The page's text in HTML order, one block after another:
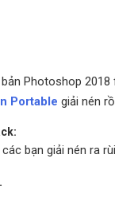
Photoshop
Portable giải nén
bạn giải nén ra